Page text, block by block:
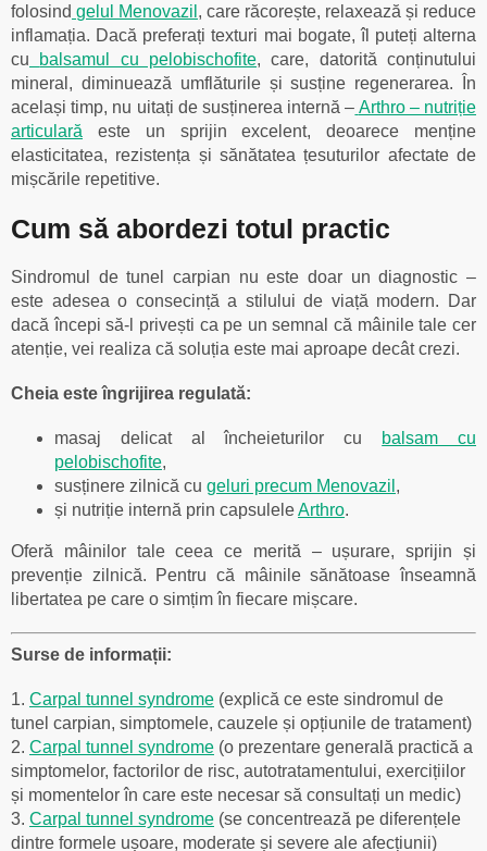
folosind gelul Menovazil , care răcorește, relaxează și reduce
inflamația. Dacă preferați texturi mai bogate, îl puteți alterna
cu
balsamul cu pelobischofite, care, datorită conținutului
mineral, diminuează umflăturile și susține regenerarea. În
același timp, nu uitați de susținerea internă – Arthro – nutriție
articulară este un sprijin excelent, deoarece menține
elasticitatea, rezistența și sănătatea țesuturilor afectate de
mișcările repetitive.
Cum să abordezi totul practic
Sindromul de tunel carpian nu este doar un diagnostic –
este adesea o consecință a stilului de viață modern. Dar
dacă începi să-l privești ca pe un semnal că mâinile tale cer
atenție, vei realiza că soluția este mai aproape decât crezi.
Cheia este îngrijirea regulată:
masaj delicat al încheieturilor cu
balsam cu
pelobischofite,
susținere zilnică cu geluri precum Menovazil ,
și nutriție internă prin capsuleleArthro.
Oferă mâinilor tale ceea ce merită – ușurare, sprijin și
prevenție zilnică. Pentru că mâinile sănătoase înseamnă
libertatea pe care o simțim în fiecare mișcare.
Surse de informații:
1. Carpal tunnel syndrome (explică ce este sindromul de
tunel carpian, simptomele, cauzele și opțiunile de tratament)
2. Carpal tunnel syndrome (o prezentare generală practică a
simptomelor, factorilor de risc, autotratamentului, exercițiilor
și momentelor în care este necesar să consultați un medic)
3. Carpal tunnel syndrome (se concentrează pe diferențele
dintre formele ușoare, moderate și severe ale afecțiunii)